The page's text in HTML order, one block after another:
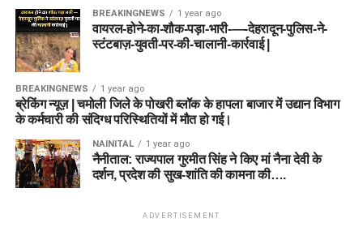
BREAKINGNEWS 1 year ago
वायरल-होने-का-शौक-पड़ा-भारी-—-देहरादून-पुलिस-ने-
स्टंटबाज़-युवती-पर-की-चालानी-कार्रवाई |
BREAKINGNEWS 1 year ago
ब्रेकिंग न्यूज़ | चमोली जिले के पोखरी ब्लॉक के हापला बाजार में उद्यान विभाग
के कर्मचारी की संदिग्ध परिस्थितियों में मौत हो गई।
NAINITAL 1 year ago
नैनीताल: राज्यपाल गुरमीत सिंह ने किए मां नैना देवी के
दर्शन, प्रदेश की सुख-शांति की कामना की….
ADVERTISEMENT